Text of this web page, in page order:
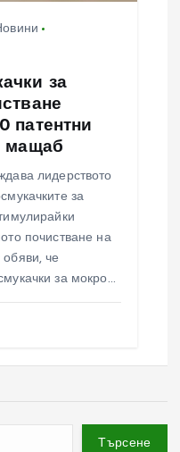
за
патентни
мащаб
лидерството
за
почистване на
че
за мокро…
Търсене